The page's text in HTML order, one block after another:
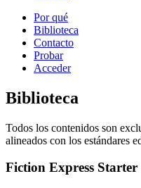
Por qué
Biblioteca
Contacto
Probar
Acceder
Biblioteca
Todos los contenidos son
alineados con los estándares
Fiction Express Starter